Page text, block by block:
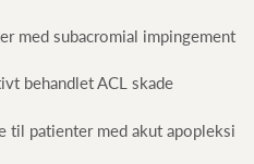
med subacromial impingement
behandlet ACL skade
patienter med akut apopleksi